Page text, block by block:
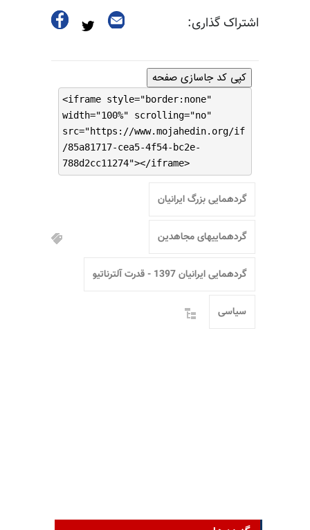
اشتراک گذاری:
کپی کد جاسازی صفحه
<iframe style="border:none"
width="100%" scrolling="no"
src="https://www.mojahedin.org/if
/85a81717-cea5-4f54-bc2e-
788d2cc11274"></iframe>
گردهمایی بزرگ ایرانیان
گردهماییهای مجاهدین
گردهمایی ایرانیان 1397 - قدرت آلترناتیو
سیاسی